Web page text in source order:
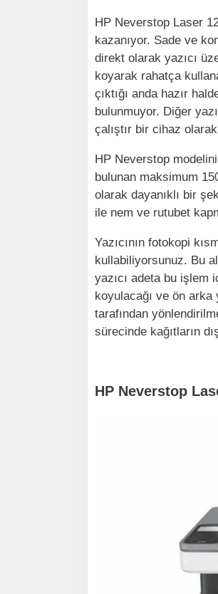
HP Neverstop Laser
kazanıyor. Sade ve
direkt olarak yazıcı
koyarak rahatça
çıktığı anda hazır
bulunmuyor. Diğer
çalıştır bir cihaz
HP Neverstop
bulunan maksimum
olarak dayanıklı bir
ile nem ve rutubet
Yazıcının fotokopi
kullabiliyorsunuz. Bu
yazıcı adeta bu işlem
koyulacağı ve ön arka
tarafından
sürecinde kağıtların
HP Neverstop